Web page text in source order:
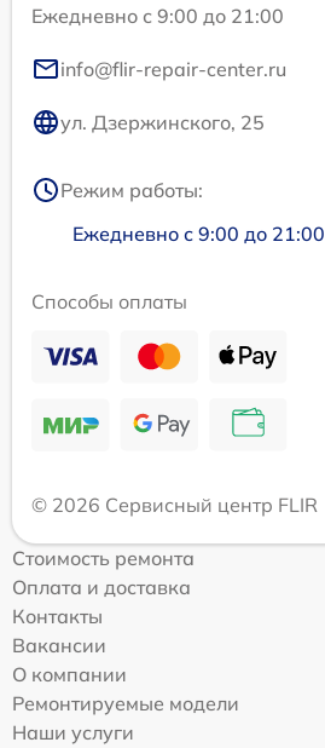
Ежедневно с 9:00 до 21:00
info@flir-repair-center.ru
ул. Дзержинского, 25
Режим работы:
Ежедневно с 9:00 до 21:00
Способы оплаты
© 2026 Сервисный центр FLIR
Стоимость ремонта
Оплата и доставка
Контакты
Вакансии
О компании
Ремонтируемые модели
Наши услуги